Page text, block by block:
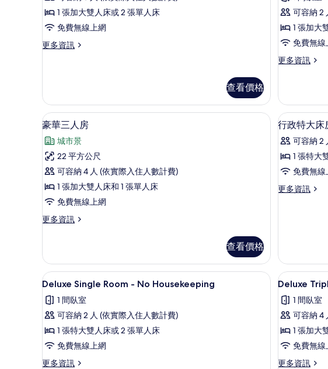
Room
的
所
有
1 張加大雙人床或 2 張單人床
免費無線上網
更多資訊
更
Twin
Room
的
詳
情
查看價格
房
的
所
有
可容納 2
1 張加大
免費無線
更多資訊
更
單
人
房
的
詳
情
顯
示
豪
華
三
人
的
有
相
片
客房內保險箱、書桌、隔音、熨斗/熨衣板
7
豪華三人房
城市景
22 平方公尺
可容納 4 人 (依實際入住人數計費)
1 張加大雙人床和 1 張單人床
免費無線上網
更多資訊
更
三
人
房
詳
情
查看價格
顯
示
行
政
大
所
有
相
片
4
行政特大床
可容納 2
1 張特大
免費無線
更多資訊
更
房
的
詳
情
顯
示
Deluxe
Single
Room
-
No
客房內保險箱、書桌、隔音、熨斗/熨衣板
1
Deluxe Single Room - No Housekeeping
1 間臥室
可容納 2 人 (依實際入住人數計費)
1 張特大雙人床或 2 張單人床
免費無線上網
更多資訊
更
顯
示
Deluxe
Triple
Room
-
No
1
Deluxe
1 間臥室
可容納 4
1 張加大
免費無線
更多資訊
更